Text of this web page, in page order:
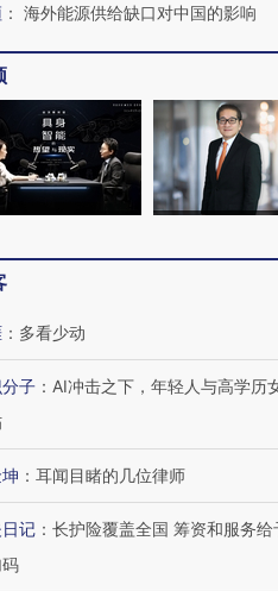
国走私7万
体内含3种
视线｜被称为“蟑螂”的印
度Z世代 用街头抗争将教
第四届链博
技“链”接产
【特别呈现】寻找100种
： 海外能源供给缺口对中国的影响
： 多看少动
子 ： AI冲击之下，年轻人与高学历
： 耳闻目睹的几位律师
记 ： 长护险覆盖全国 筹资和服务给